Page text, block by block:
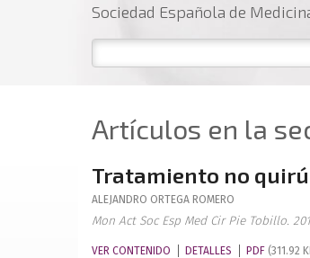
Sociedad Española de
Artículos en la
Tratamiento no
ALEJANDRO ORTEGA ROMERO
Mon Act Soc Esp Med Cir Pie Tobillo.
VER CONTENIDO DETALLES PDF (311.92